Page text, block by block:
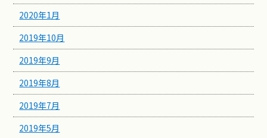
2020年1月
2019年10月
2019年9月
2019年8月
2019年7月
2019年5月